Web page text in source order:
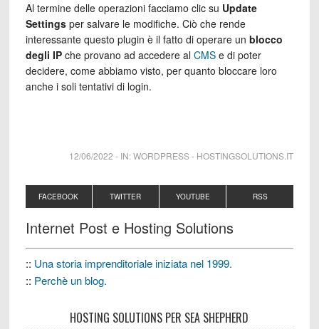
Al termine delle operazioni facciamo clic su Update
Settingsper salvare le modifiche. Ciò che rende
interessante questo plugin è il fatto di operare un blocco
degli IPche provano ad accedere al CMSe di poter
decidere, come abbiamo visto, per quanto bloccare loro
anche i soli tentativi di login.
12/06/2022 - IN:WORDPRESS- HOSTINGSOLUTIONS.IT
FACEBOOK TWITTER YOUTUBE RSS
Internet Post e Hosting Solutions
:: Una storia imprenditoriale iniziata nel 1999.
:: Perchè un blog.
HOSTING SOLUTIONS PER SEA SHEPHERD